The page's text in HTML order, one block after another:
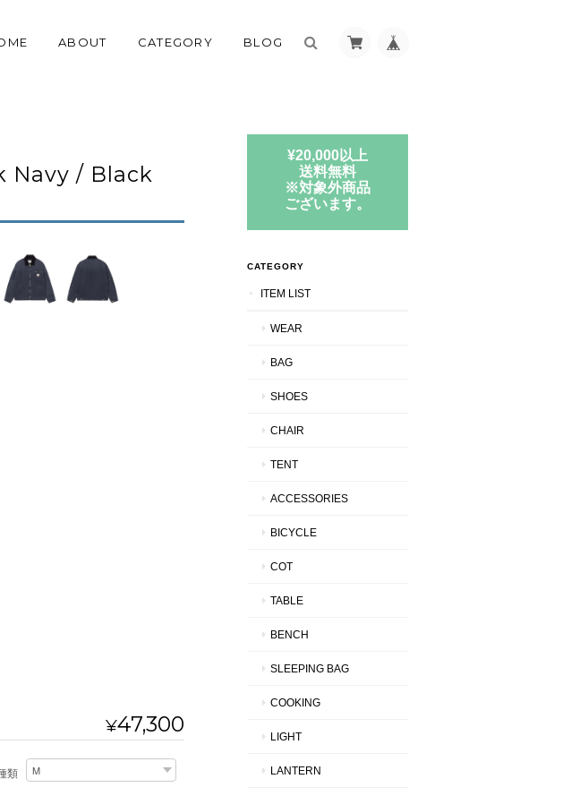
ABOUT CATEGORY BLOG
Navy / Black
¥47,300
類
¥20,000以上
送料無料
※対象外商品
ございます。
CATEGORY
ITEM LIST
WEAR
BAG
SHOES
CHAIR
TENT
ACCESSORIES
BICYCLE
COT
TABLE
BENCH
SLEEPING BAG
COOKING
LIGHT
LANTERN